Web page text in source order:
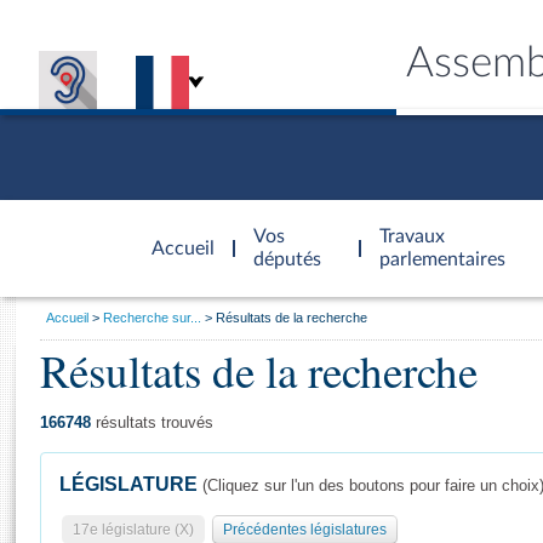
Accueil
d'accueil
Vos
députés
Travaux
parlementaires
Général
Vous
Accueil Recherche sur... Résultats de la recherche
Résultats de la recherche
166748 résultats trouvés
LÉGISLATURE (Cliquez sur l'un des boutons pour faire un choix)
17e législature (X) Précédentes législatures